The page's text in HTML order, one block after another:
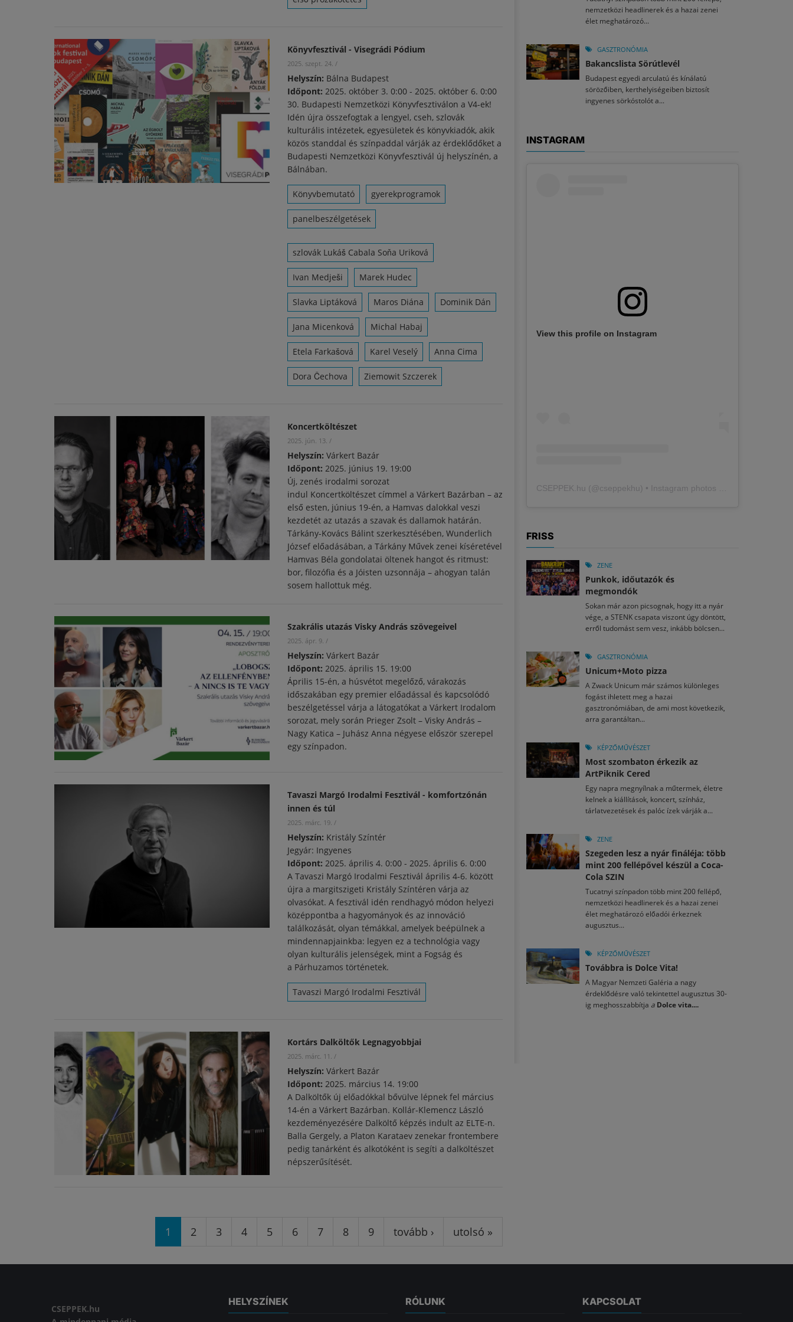
Könyvfesztivál - Visegrádi Pódium
2025. szept. 24. /
Helyszín: Bálna Budapest
Időpont: 2025. október 3. 0:00 - 2025. október 6. 0:00
30. Budapesti Nemzetközi Könyvfesztiválon a V4-ek!
Idén újra összefogtak a lengyel, cseh, szlovák
kulturális intézetek, egyesületek és könyvkiadók, akik
közös standdal és színpaddal várják az érdeklődőket a
Budapesti Nemzetközi Könyvfesztivál új helyszínén, a
Bálnában.
Könyvbemutató gyerekprogramok
panelbeszélgetések
szlovák Lukáš Cabala Soňa Uriková
Ivan Medješi Marek Hudec
Slavka Liptáková Maros Diána Dominik Dán
Jana Micenková Michal Habaj
Etela Farkašová Karel Veselý Anna Cima
Dora Čechova Ziemowit Szczerek
Koncertköltészet
2025. jún. 13. /
Helyszín: Várkert Bazár
Időpont: 2025. június 19. 19:00
Új, zenés irodalmi sorozat
indul Koncertköltészet címmel a Várkert Bazárban – az
első esten, június 19-én, a Hamvas dalokkal veszi
kezdetét az utazás a szavak és dallamok határán.
Tárkány-Kovács Bálint szerkesztésében, Wunderlich
József előadásában, a Tárkány Művek zenei kíséretével
Hamvas Béla gondolatai öltenek hangot és ritmust:
bor, filozófia és a Jóisten uzsonnája – ahogyan talán
sosem hallottuk még.
Szakrális utazás Visky András szövegeivel
2025. ápr. 9. /
Helyszín: Várkert Bazár
Időpont: 2025. április 15. 19:00
Április 15-én, a húsvétot megelőző, várakozás
időszakában egy premier előadással és kapcsolódó
beszélgetéssel várja a látogatókat a Várkert Irodalom
sorozat, mely során Prieger Zsolt – Visky András –
Nagy Katica – Juhász Anna négyese először szerepel
egy színpadon.
Tavaszi Margó Irodalmi Fesztivál - komfortzónán
innen és túl
2025. márc. 19. /
Helyszín: Kristály Színtér
Jegyár: Ingyenes
Időpont: 2025. április 4. 0:00 - 2025. április 6. 0:00
A Tavaszi Margó Irodalmi Fesztivál április 4-6. között
újra a margitszigeti Kristály Színtéren várja az
olvasókat. A fesztivál idén rendhagyó módon helyezi
középpontba a hagyományok és az innováció
találkozását, olyan témákkal, amelyek beépülnek a
mindennapjainkba: legyen ez a technológia vagy
olyan kulturális jelenségek, mint a Fogság és
a Párhuzamos történetek.
Tavaszi Margó Irodalmi Fesztivál
Kortárs Dalköltők Legnagyobbjai
2025. márc. 11. /
Helyszín: Várkert Bazár
Időpont: 2025. március 14. 19:00
A Dalköltők új előadókkal bővülve lépnek fel március
14-én a Várkert Bazárban. Kollár-Klemencz László
kezdeményezésére Dalköltő képzés indult az ELTE-n.
Balla Gergely, a Platon Karataev zenekar frontembere
pedig tanárként és alkotóként is segíti a dalköltészet
népszerűsítését.
1 2 3 4 5 6 7 8 9 tovább › utolsó »
nemzetközi headlinerek és a hazai zenei
élet meghatározó...
GASZTRONÓMIA
Bakancslista Sörútlevél
Budapest egyedi arculatú és kínálatú
sörözőiben, kerthelyiségeiben biztosít
ingyenes sörkóstolót a...
INSTAGRAM
View this profile on Instagram
CSEPPEK.hu (@cseppekhu ) • Instagram photos and videos
FRISS
ZENE
Punkok, időutazók és
megmondók
Sokan már azon picsognak, hogy itt a nyár
vége, a STENK csapata viszont úgy döntött,
erről tudomást sem vesz, inkább bölcsen...
GASZTRONÓMIA
Unicum+Moto pizza
A Zwack Unicum már számos különleges
fogást ihletett meg a hazai
gasztronómiában, de ami most következik,
arra garantáltan...
KÉPZŐMŰVÉSZET
Most szombaton érkezik az
ArtPiknik Cered
Egy napra megnyílnak a műtermek, életre
kelnek a kiállítások, koncert, színház,
tárlatvezetések és palóc ízek várják a...
ZENE
Szegeden lesz a nyár fináléja: több
mint 200 fellépővel készül a Coca-
Cola SZIN
Tucatnyi színpadon több mint 200 fellépő,
nemzetközi headlinerek és a hazai zenei
élet meghatározó előadói érkeznek
augusztus...
KÉPZŐMŰVÉSZET
Továbbra is Dolce Vita!
A Magyar Nemzeti Galéria a nagy
érdeklődésre való tekintettel augusztus 30-
ig meghosszabbítja a Dolce vita....
CSEPPEK.hu
HELYSZÍNEK RÓLUNK KAPCSOLAT